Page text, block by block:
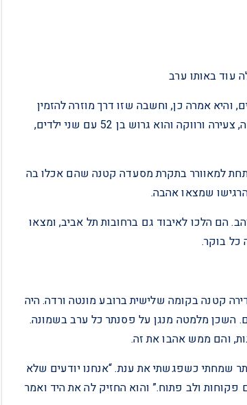
עוד באותו ערב
והיא אמרה כן, וחשבה שזו דרך מוזרה להזמין
אותה לדייט. מאוחר יותר הוא יגלה לה שלא ידע אם היא בענין כי היא יפה, צעירה ורווקה והוא גרוש בן 52 עם שני ילדים,
למאוורר בתקרת מסעדה קטנה שהם אכלו בה
שמצאו אהבה.
הם הלכו לאיבוד גם ברחובות תל אביב, ומצאו
כל בוקר.
קטנה בקומה שלישית ברובע מונטה ורדה. היה
השכן מלמטה מנגן על פסנתר כל ערב בשמונה.
והם ממש אהבו את זה.
שמחתי כשפגשתי את ענת. “אנחנו יודעים שלא
ולב פתוח.” והוא החזיק לה את היד ואמר